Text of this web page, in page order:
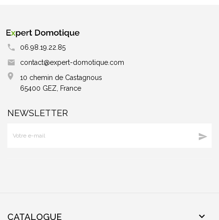
06.98.19.22.85
contact@expert-domotique.com
10 chemin de Castagnous
65400 GEZ, France
NEWSLETTER

CATALOGUE 